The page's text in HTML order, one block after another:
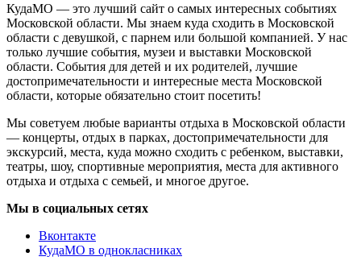
КудаМО — это лучший сайт о самых интересных событиях
Московской области. Мы знаем куда сходить в Московской
области с девушкой, с парнем или большой компанией. У нас
только лучшие события, музеи и выставки Московской
области. События для детей и их родителей, лучшие
достопримечательности и интересные места Московской
области, которые обязательно стоит посетить!
Мы советуем любые варианты отдыха в Московской области
— концерты, отдых в парках, достопримечательности для
экскурсий, места, куда можно сходить с ребенком, выставки,
театры, шоу, спортивные мероприятия, места для активного
отдыха и отдыха с семьей, и многое другое.
Мы в социальных сетях
Вконтакте
КудаМО в однокласниках